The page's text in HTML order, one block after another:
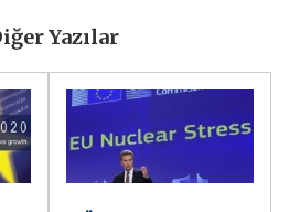
Yazılar